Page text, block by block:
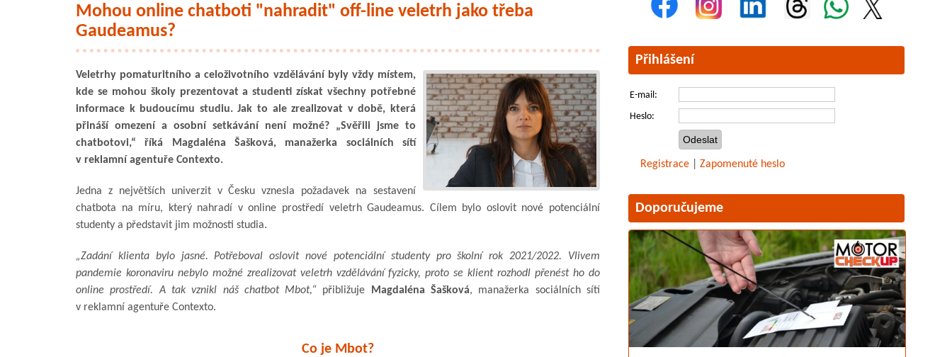
Mohou online chatboti "nahradit" off-line veletrh jako třeba
Gaudeamus?
Veletrhy pomaturitního a celoživotního vzdělávání byly vždy místem,
kde se mohou školy prezentovat a studenti získat všechny potřebné
informace k budoucímu studiu. Jak to ale zrealizovat v době, která
přináší omezení a osobní setkávání není možné? „Svěřili jsme to
chatbotovi,“ říká Magdaléna Šašková, manažerka sociálních sítí
v reklamní agentuře Contexto.
Jedna z největších univerzit v Česku vznesla požadavek na sestavení
chatbota na míru, který nahradí v online prostředí veletrh Gaudeamus. Cílem bylo oslovit nové potenciální
studenty a představit jim možnosti studia.
„Zadání klienta bylo jasné. Potřeboval oslovit nové potenciální studenty pro školní rok 2021/2022. Vlivem
pandemie koronaviru nebylo možné zrealizovat veletrh vzdělávání fyzicky, proto se klient rozhodl přenést ho do
online prostředí. A tak vznikl náš chatbot Mbot,“ přibližuje Magdaléna Šašková, manažerka sociálních sítí
v reklamní agentuře Contexto.
Co je Mbot?
Přihlášení
E-mail:
Heslo:
Registrace Zapomenuté heslo
Doporučujeme